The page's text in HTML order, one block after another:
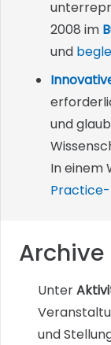
2008 im
und
und
In einem
Archive
Unter
und